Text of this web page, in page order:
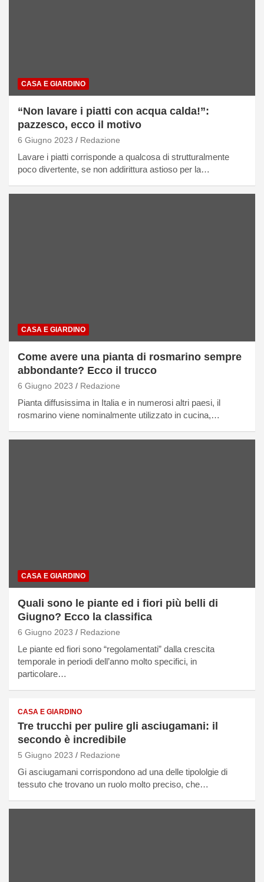
CASA E GIARDINO
“Non lavare i piatti con acqua calda!”:
pazzesco, ecco il motivo
6 Giugno 2023 Redazione
Lavare i piatti corrisponde a qualcosa di strutturalmente
poco divertente, se non addirittura astioso per la…
CASA E GIARDINO
Come avere una pianta di rosmarino sempre
abbondante? Ecco il trucco
6 Giugno 2023 Redazione
Pianta diffusissima in Italia e in numerosi altri paesi, il
rosmarino viene nominalmente utilizzato in cucina,…
CASA E GIARDINO
Quali sono le piante ed i fiori più belli di
Giugno? Ecco la classifica
6 Giugno 2023 Redazione
Le piante ed fiori sono “regolamentati” dalla crescita
temporale in periodi dell’anno molto specifici, in
particolare…
CASA E GIARDINO
Tre trucchi per pulire gli asciugamani: il
secondo è incredibile
5 Giugno 2023 Redazione
Gi asciugamani corrispondono ad una delle tipololgie di
tessuto che trovano un ruolo molto preciso, che…